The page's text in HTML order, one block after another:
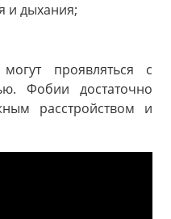
и дыхания;
проявляться с
Фобии достаточно
расстройством и